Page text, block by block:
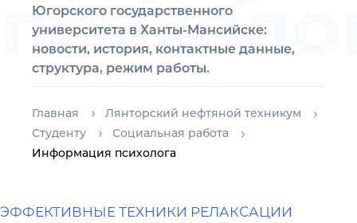
Югорского государственного
университета в Ханты-Мансийске:
новости, история, контактные данные,
структура, режим работы.
Главная
Лянторский нефтяной техникум
Студенту
Социальная работа
Информация психолога
ЭФФЕКТИВНЫЕ ТЕХНИКИ РЕЛАКСАЦИИ